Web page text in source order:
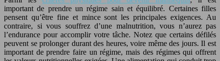
important de prendre un régime sain et équilibré. Certaines filles
pensent qu’être fine et mince sont les principales exigences. Au
contraire, si vous souffrez d’une malnutrition, vous n’aurez pas
l’endurance pour accomplir votre tâche. Notez que certains défilés
peuvent se prolonger durant des heures, voire même des jours. Il est
important de prendre faire un régime, mais des régimes qui offrent